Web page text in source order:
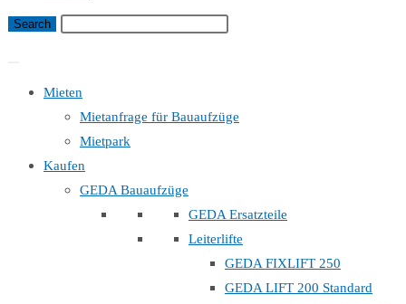
Mieten
Mietanfrage für Bauaufzüge
Mietpark
Kaufen
GEDA Bauaufzüge
GEDA Ersatzteile
Leiterlifte
GEDA FIXLIFT 250
GEDA LIFT 200 Standard